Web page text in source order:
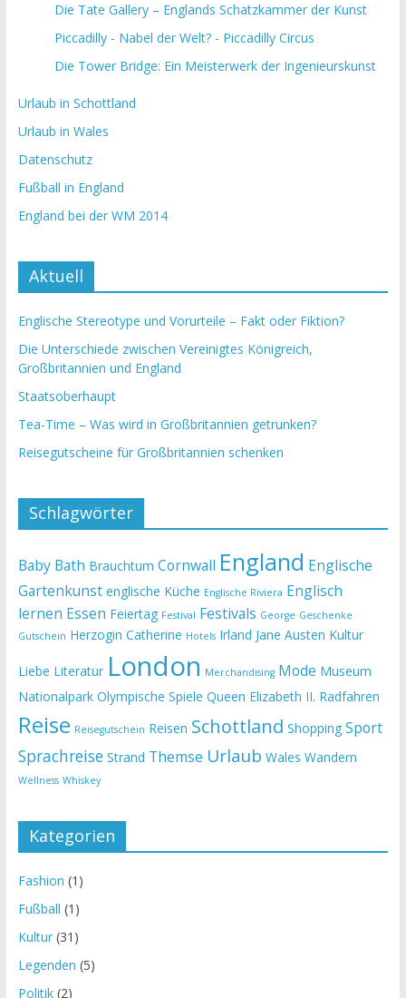
Die Tate Gallery – Englands Schatzkammer der Kunst
Piccadilly - Nabel der Welt? - Piccadilly Circus
Die Tower Bridge: Ein Meisterwerk der Ingenieurskunst
Urlaub in Schottland
Urlaub in Wales
Datenschutz
Fußball in England
England bei der WM 2014
Aktuell
Englische Stereotype und Vorurteile – Fakt oder Fiktion?
Die Unterschiede zwischen Vereinigtes Königreich,
Großbritannien und England
Staatsoberhaupt
Tea-Time – Was wird in Großbritannien getrunken?
Reisegutscheine für Großbritannien schenken
Schlagwörter
Baby Bath Brauchtum Cornwall England Englische
Gartenkunst englische Küche Englische Riviera Englisch
lernen Essen Feiertag Festival Festivals George Geschenke
Gutschein Herzogin Catherine Hotels Irland Jane Austen Kultur
Liebe Literatur London Merchandising Mode Museum
Nationalpark Olympische Spiele Queen Elizabeth II. Radfahren
Reise Reisegutschein Reisen Schottland Shopping Sport
Sprachreise Strand Themse Urlaub Wales Wandern
Wellness Whiskey
Kategorien
Fashion (1)
Fußball (1)
Kultur(31)
Legenden (5)
Politik(2)